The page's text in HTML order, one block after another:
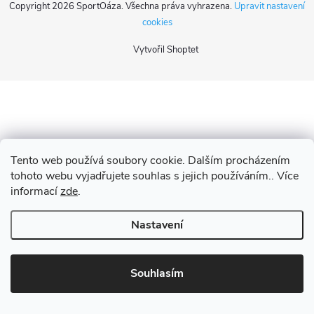
Tento web používá soubory cookie. Dalším procházením
tohoto webu vyjadřujete souhlas s jejich používáním.. Více
informacízde.
Nastavení
Souhlasím
t
Vytvořil Shoptet
Copyright 2026 SportOáza. Všechna práva vyhrazena. Upravit nastavení
cookies